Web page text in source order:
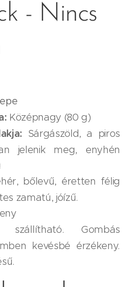
- Nincs
Középnagy (80 g)
Sárgászöld, a piros
jelenik meg, enyhén
bőlevű, éretten félig
zamatú, jóízű.
szállítható. Gombás
kevésbé érzékeny.